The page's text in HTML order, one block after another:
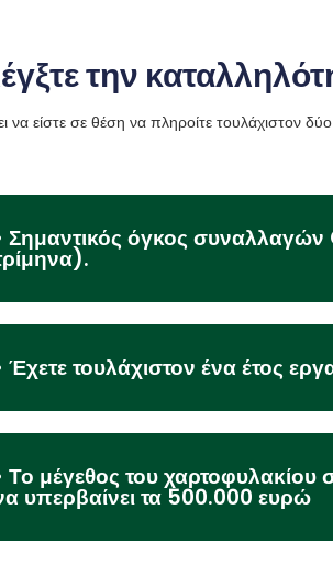
την
να είστε σε θέση να πληροίτε τουλάχιστον
Σημαντικός όγκος
Έχετε τουλάχιστον ένα έτος
Το μέγεθος του
υπερβαίνει τα 500.000 ευρώ